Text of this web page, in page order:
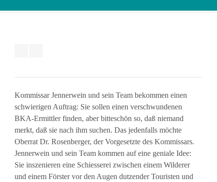
Kommissar Jennerwein und sein Team bekommen einen
schwierigen Auftrag: Sie sollen einen verschwundenen
BKA-Ermittler finden, aber bitteschön so, daß niemand
merkt, daß sie nach ihm suchen. Das jedenfalls möchte
Oberrat Dr. Rosenberger, der Vorgesetzte des Kommissars.
Jennerwein und sein Team kommen auf eine geniale Idee:
Sie inszenieren eine Schiesserei zwischen einem Wilderer
und einem Förster vor den Augen dutzender Touristen und